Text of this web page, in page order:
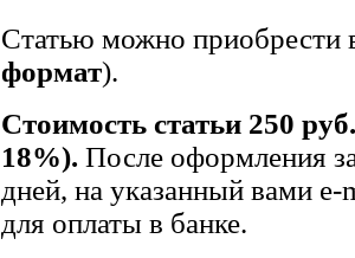
Статью можно приобрести
формат).
Стоимость статьи 250
18%). После оформления
дней, на указанный вами e-
для оплаты в банке.